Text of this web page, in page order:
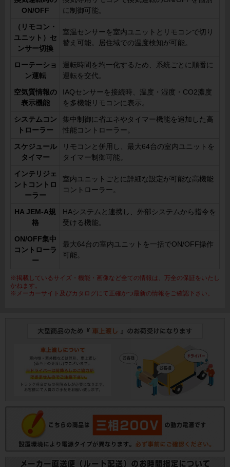
ON/OFF
に制御可能。
（リモコン・
ユニット）セ
ンサー切換
室温センサーを室内ユニットとリモコンで切り
替え可能。居住域での温度検知が可能。
ローテーショ
ン運転
運転時間を均一化するため、系統ごとに順番に
運転を交代。
空気質情報の
表示機能
IAQセンサーを接続時、温度・湿度・CO2濃度
を多機能リモコンに表示。
システムコン
トローラー
集中制御に省エネやタイマー機能を追加した高
性能コントローラー。
スケジュール
タイマー
リモコンと併用し、最大64台の室内ユニットを
タイマー制御可能。
インテリジェ
ントコントロ
ーラー
室内ユニットごとに詳細な設定が可能な高機能
コントローラー。
HA JEM-A規
格
HAシステムと連携し、外部システムから指令を
受ける機能。
ON/OFF集中
コントローラ
ー
最大64台の室内ユニットを一括でON/OFF操作
可能。
※掲載しているサイズ・機能・画像など全ての情報は、万全の保証をいたし
かねます。
※メーカーサイト及びカタログにて正確かつ最新の情報をご確認下さい。